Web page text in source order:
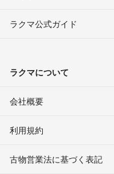
ラクマ公式ガイド
ラクマについて
会社概要
利用規約
古物営業法に基づく表記